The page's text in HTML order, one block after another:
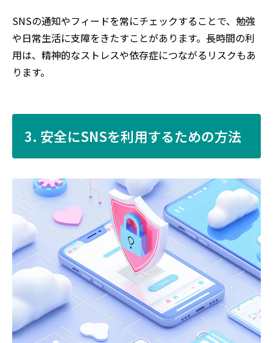
SNSの通知やフィードを常にチェックすることで、勉強
や日常生活に支障をきたすことがあります。長時間の利
用は、精神的なストレスや依存症につながるリスクもあ
ります。
3. 安全にSNSを利用するための方法